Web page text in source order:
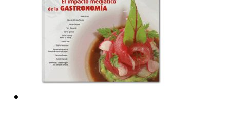
may
be
chosen
on
the
product
page